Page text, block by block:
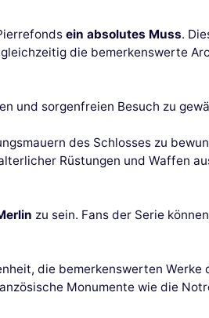
ein absolutes Muss.
die bemerkenswerte
und sorgenfreien Besuch zu
des Schlosses zu
Rüstungen und Waffen
zu sein. Fans der Serie
die bemerkenswerten Werke
Monumente wie die